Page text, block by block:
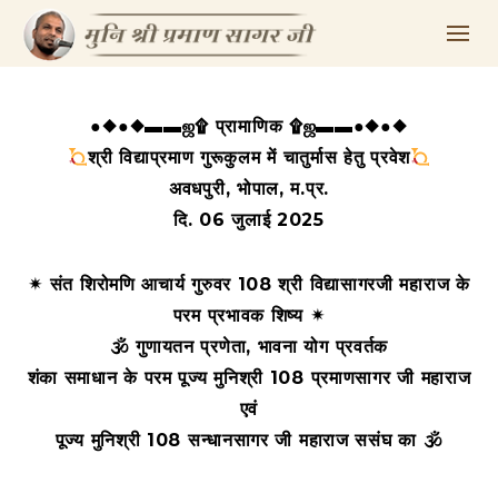
●◆●◆▬▬ஜ۩ प्रामाणिक ۩ஜ▬▬●◆●◆
श्री विद्याप्रमाण गुरूकुलम में चातुर्मास हेतु प्रवेश
अवधपुरी, भोपाल, म.प्र.
दि. 06 जुलाई 2025
✴ संत शिरोमणि आचार्य गुरुवर 108 श्री विद्यासागरजी महाराज के
परम प्रभावक शिष्य ✴
🕉 गुणायतन प्रणेता, भावना योग प्रवर्तक
शंका समाधान के परम पूज्य मुनिश्री 108 प्रमाणसागर जी महाराज
एवं
पूज्य मुनिश्री 108 सन्धानसागर जी महाराज ससंघका 🕉